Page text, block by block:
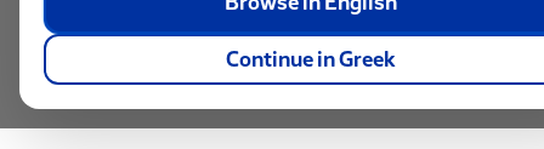
Continue in Greek